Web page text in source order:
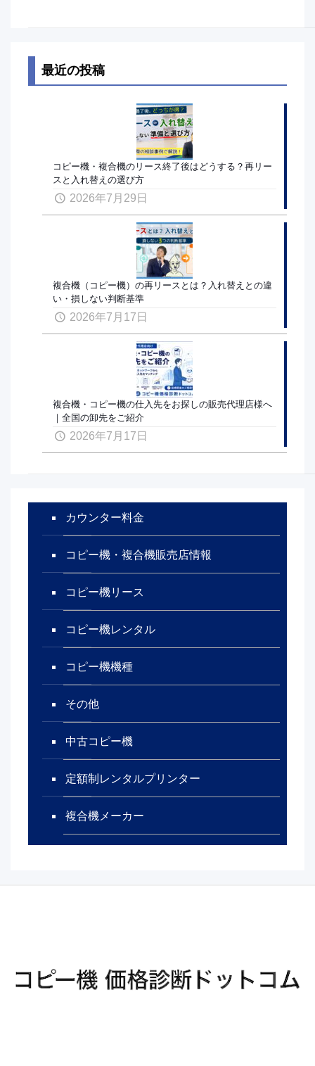
最近の投稿
コピー機・複合機のリース終了後はどうする？再リー
スと入れ替えの選び方
2026年7月29日
複合機（コピー機）の再リースとは？入れ替えとの違
い・損しない判断基準
2026年7月17日
複合機・コピー機の仕入先をお探しの販売代理店様へ
｜全国の卸先をご紹介
2026年7月17日
カウンター料金
コピー機・複合機販売店情報
コピー機リース
コピー機レンタル
コピー機機種
その他
中古コピー機
定額制レンタルプリンター
複合機メーカー